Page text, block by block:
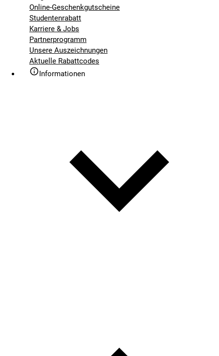
Online-Geschenkgutscheine
Studentenrabatt
Karriere & Jobs
Partnerprogramm
Unsere Auszeichnungen
Aktuelle Rabattcodes
Informationen